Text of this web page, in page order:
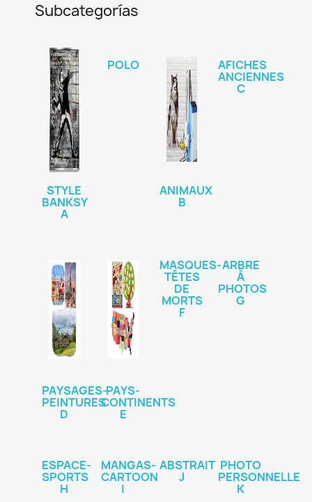
Subcategorías
STYLE
BANKSY
A
POLO
ANIMAUX
B
AFICHES
ANCIENNES
C
PAYSAGES-
PEINTURES
D
PAYS-
CONTINENTS
E
MASQUES-
TÊTES
DE
MORTS
F
ARBRE
À
PHOTOS
G
ESPACE-
SPORTS
H
MANGAS-
CARTOON
I
ABSTRAIT
J
PHOTO
PERSONNELLE
K